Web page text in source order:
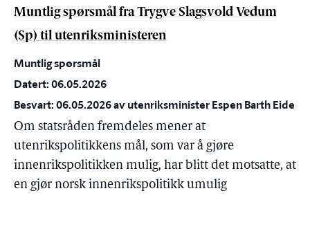
Muntlig spørsmål fra Trygve Slagsvold Vedum
(Sp) til utenriksministeren
Muntlig spørsmål
Datert: 06.05.2026
Besvart: 06.05.2026 av utenriksminister Espen Barth Eide
Om statsråden fremdeles mener at
utenrikspolitikkens mål, som var å gjøre
innenrikspolitikken mulig, har blitt det motsatte, at
en gjør norsk innenrikspolitikk umulig